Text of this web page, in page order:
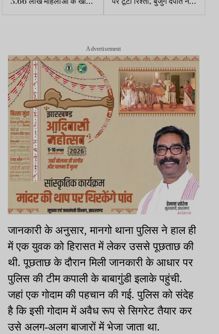
में 3 माह के 275 करोड़
चुनी अलग राह
Advertisement
जानकारी के अनुसार, मानगो थाना पुलिस ने हाल ही
में एक युवक को हिरासत में लेकर उससे पूछताछ की
थी. पूछताछ के दौरान मिली जानकारी के आधार पर
पुलिस की टीम कपाली के बाबागुंडी इलाके पहुंची.
जहां एक गोदाम की पहचान की गई. पुलिस को संदेह
है कि इसी गोदाम में अवैध रूप से सिगरेट तैयार कर
उसे अलग-अलग बाजारों में भेजा जाता था.